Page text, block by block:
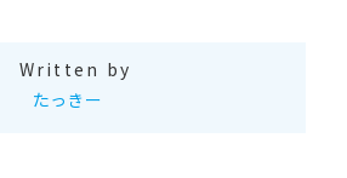
Written by
たっきー